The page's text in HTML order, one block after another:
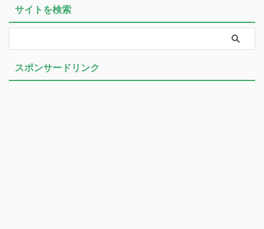
サイトを検索
スポンサードリンク